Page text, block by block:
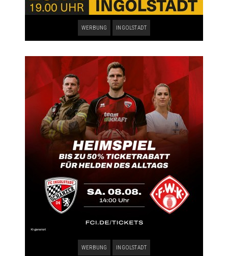
WERBUNG INGOLSTADT
WERBUNG INGOLSTADT